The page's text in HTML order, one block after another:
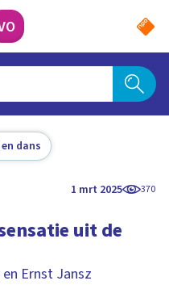
dans
1 mrt 2025 370
uit de
Ernst Jansz